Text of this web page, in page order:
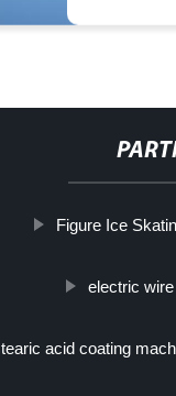
Figure Ice
electric
acid coating